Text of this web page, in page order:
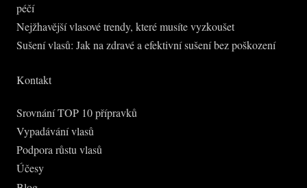
péčí
Nejžhavější vlasové trendy, které musíte vyzkoušet
Sušení vlasů: Jak na zdravé a efektivní sušení bez poškození
Kontakt
Srovnání TOP 10 přípravků
Vypadávání vlasů
Podpora růstu vlasů
Účesy